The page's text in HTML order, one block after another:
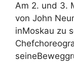
Am 2. und 3.
von John
inMoskau zu